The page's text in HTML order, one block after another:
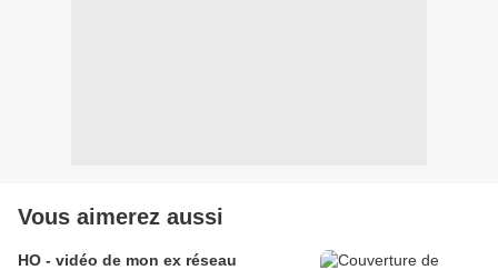
Vous aimerez aussi
HO - vidéo de mon ex réseau